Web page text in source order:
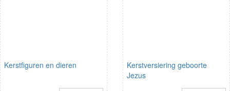
Kerstfiguren en dieren
Kerstversiering geboorte
Jezus